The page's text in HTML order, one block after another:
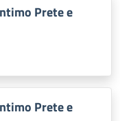
Prete e
Prete e